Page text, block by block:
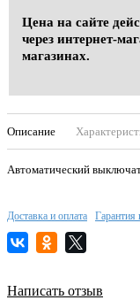
Цена на сайте
через интернет-
магазинах.
Описание
Автоматический
Доставка и оплата Гарантия
Написать отзыв